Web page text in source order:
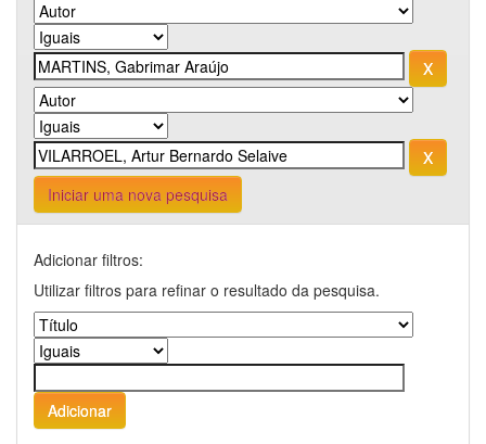
Iniciar uma nova pesquisa
Adicionar filtros:
Utilizar filtros para refinar o resultado da pesquisa.